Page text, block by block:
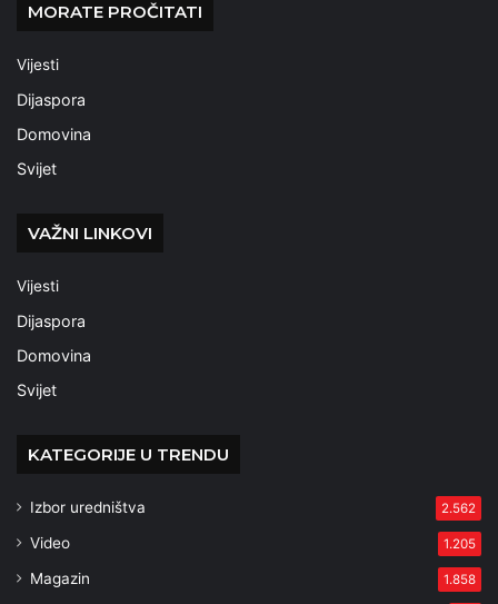
MORATE PROČITATI
Vijesti
Dijaspora
Domovina
Svijet
VAŽNI LINKOVI
Vijesti
Dijaspora
Domovina
Svijet
KATEGORIJE U TRENDU
Izbor uredništva 2.562
Video 1.205
Magazin 1.858